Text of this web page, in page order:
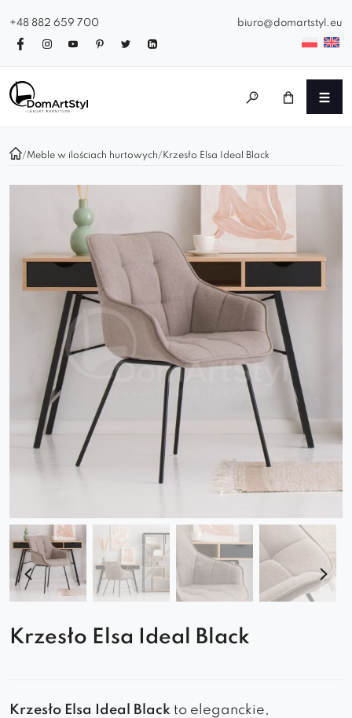
+48 882 659 700 biuro@domartstyl.eu
/Meble w ilościach hurtowych/ Krzesło Elsa Ideal Black
Krzesło Elsa Ideal Black
Krzesło Elsa Ideal Black to eleganckie,